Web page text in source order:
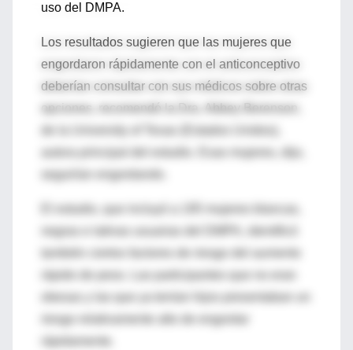
uso del DMPA.
Los resultados sugieren que las mujeres que
engordaron rápidamente con el anticonceptivo
deberían consultar con sus médicos sobre otras
opciones, recomendó la Dra. Abbey Berenson,
seguirían engordando.
negras e latinas usuarias del DMPA, identificó
también ciertos factores de riesgo del aumento
riesgo relativamente alto de engordar